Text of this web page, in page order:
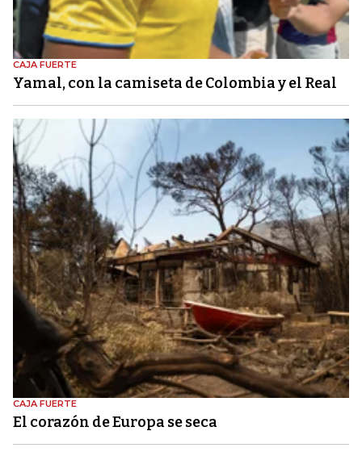
CAJA FUERTE
Yamal, con la camiseta de Colombia y el Real
CAJA FUERTE
El corazón de Europa se seca